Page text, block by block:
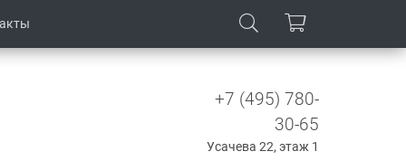
+7 (495) 780-
30-65
Усачева 22, этаж 1